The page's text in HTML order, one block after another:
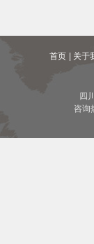
首页 | 关于
四
咨